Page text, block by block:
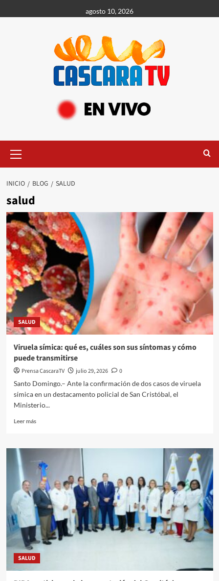
agosto 10, 2026
INICIO BLOG SALUD
salud
SALUD
Viruela símica: qué es, cuáles son sus síntomas y cómo
puede transmitirse
Prensa CascaraTV julio 29, 2026
0
Santo Domingo.– Ante la confirmación de dos casos de viruela
símica en un destacamento policial de San Cristóbal, el
Ministerio...
Leer más
SALUD